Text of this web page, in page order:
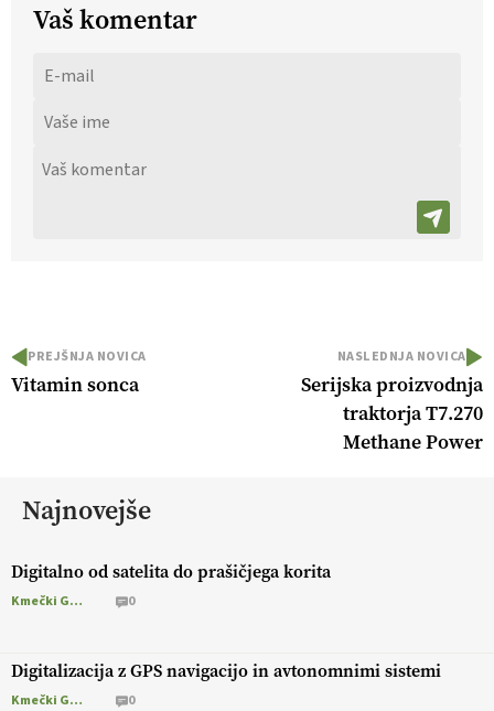
Vaš komentar
PREJŠNJA NOVICA
Vitamin sonca
NASLEDNJA NOVICA
Serijska proizvodnja
traktorja T7.270
Methane Power
Najnovejše
Digitalno od satelita do prašičjega korita
Kmečki Glas 0
Digitalizacija z GPS navigacijo in avtonomnimi sistemi
Kmečki Glas 0